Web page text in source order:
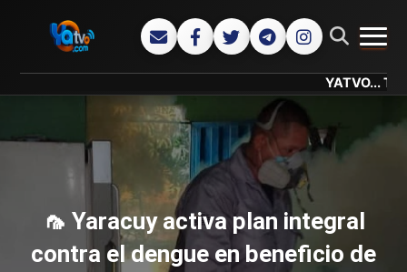
YATVO... Tu
🦟 Yaracuy activa plan integral
contra el dengue en beneficio de